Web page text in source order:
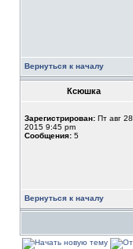
Вернуться к началу
Ксюшка
Зарегистрирован: Пт авг 28,
2015 9:45 pm
Сообщения: 5
Вернуться к началу